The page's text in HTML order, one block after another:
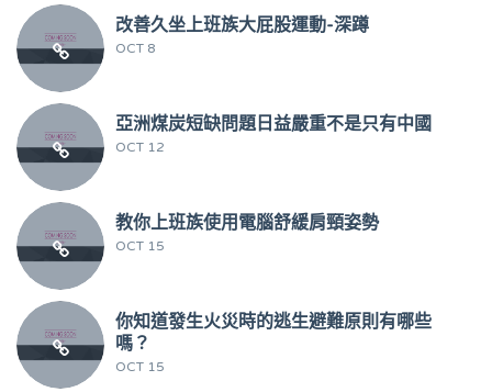
改善久坐上班族大屁股運動-深蹲
OCT 8
亞洲煤炭短缺問題日益嚴重不是只有中國
OCT 12
教你上班族使用電腦舒緩肩頸姿勢
OCT 15
你知道發生火災時的逃生避難原則有哪些
嗎？
OCT 15